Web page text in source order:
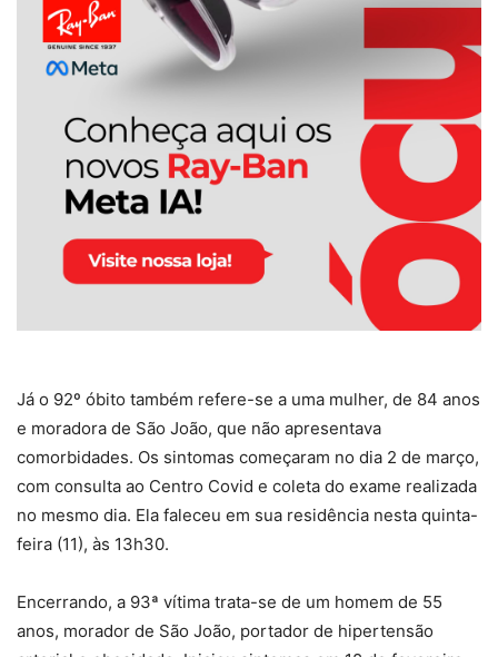
Já o 92º óbito também refere-se a uma mulher, de 84 anos
e moradora de São João, que não apresentava
comorbidades. Os sintomas começaram no dia 2 de março,
com consulta ao Centro Covid e coleta do exame realizada
no mesmo dia. Ela faleceu em sua residência nesta quinta-
feira (11), às 13h30.
Encerrando, a 93ª vítima trata-se de um homem de 55
anos, morador de São João, portador de hipertensão